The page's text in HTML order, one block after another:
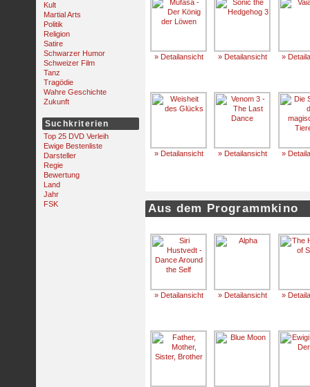
Kult
Martial Arts
Politik
Religion
Satire
Schwarzer Humor
Schweizer Film
Tanz
Tragödie
Wahre Geschichte
Zukunft
Suchkriterien
Top 25 DVD Verleih
Ewige Bestenliste
Darsteller
Regie
Bewertung
Land
Jahr
FSK
» Detailansicht » Detailansicht »
» Detailansicht » Detailansicht »
Aus dem Programmkino
» Detailansicht » Detailansicht »